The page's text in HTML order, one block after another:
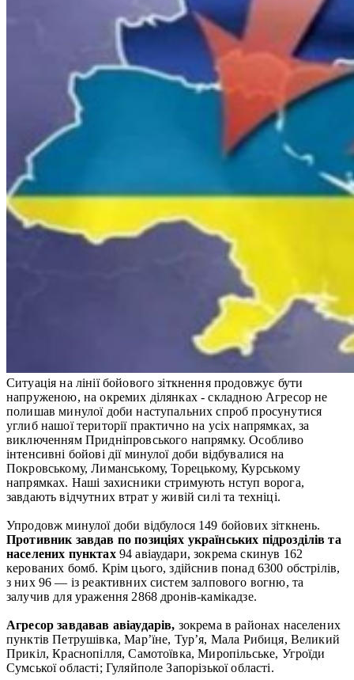
Ситуація на лінії бойового зіткнення продовжує бути
напруженою, на окремих ділянках - складною Агресор не
полишав минулої доби наступальних спроб просунутися
углиб нашої території практично на усіх напрямках, за
виключенням Придніпровського напрямку. Особливо
інтенсивні бойові дії минулої доби відбувалися на
Покровському, Лиманському, Торецькому, Курському
напрямках. Наші захисники стримують нступ ворога,
завдають відчутних втрат у живій силі та техніці.
Упродовж минулої доби відбулося 149 бойових зіткнень.
Противник завдав по позиціях українських підрозділів та
населених пунктах94 авіаудари, зокрема скинув 162
керованих бомб. Крім цього, здійснив понад 6300 обстрілів,
з них 96 — із реактивних систем залпового вогню, та
залучив для ураження 2868 дронів-камікадзе.
Агресор завдавав авіаударів, зокрема в районах населених
пунктів Петрушівка, Мар’їне, Тур’я, Мала Рибиця, Великий
Прикіл, Краснопілля, Самотоївка, Миропільське, Угроїди
Сумської області; Гуляйполе Запорізької області.